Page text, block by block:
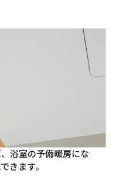
浴室の予備暖房にな
きます。